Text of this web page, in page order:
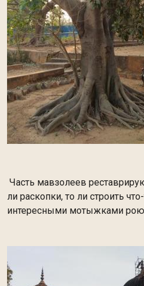
Часть мавзолеев
ли раскопки, то ли строить
интересными мотыжками